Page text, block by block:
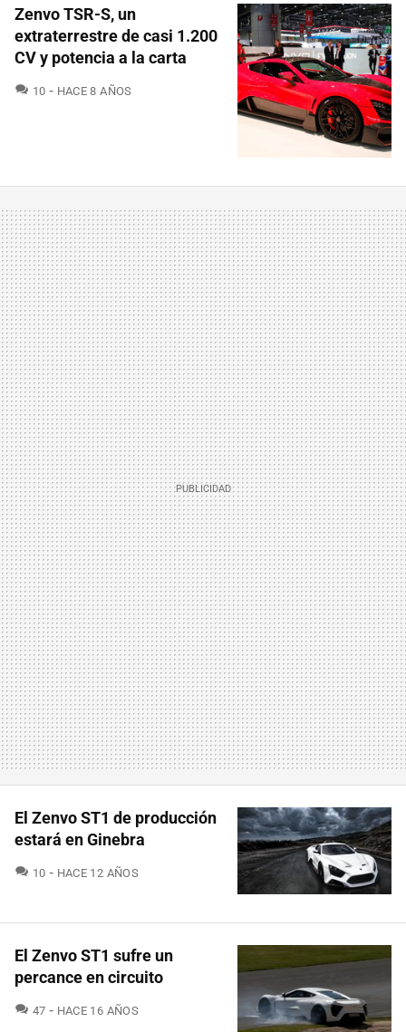
Zenvo TSR-S, un
extraterrestre de casi 1.200
CV y potencia a la carta
10 COMENTARIOS
HACE 8 AÑOS
El Zenvo ST1 de producción
estará en Ginebra
10 COMENTARIOS
HACE 12 AÑOS
El Zenvo ST1 sufre un
percance en circuito
47 COMENTARIOS
HACE 16 AÑOS